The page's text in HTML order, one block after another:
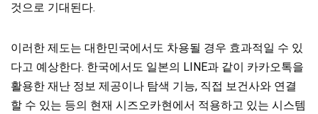
것으로 기대된다.
이러한 제도는 대한민국에서도 차용될 경우 효과적일 수 있
다고 예상한다. 한국에서도 일본의 LINE과 같이 카카오톡을
활용한 재난 정보 제공이나 탐색 기능, 직접 보건사와 연결
할 수 있는 등의 현재 시즈오카현에서 적용하고 있는 시스템